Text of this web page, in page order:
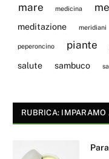
mare medicina
meditazione meridiani
peperoncino piante
salute sambuco
RUBRICA: IMPARAMO